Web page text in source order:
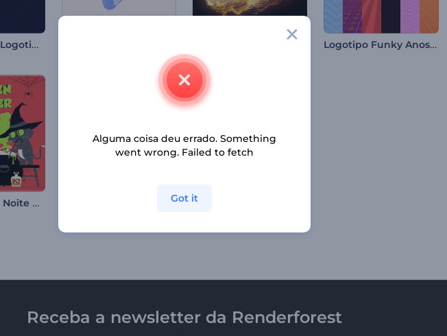
Revelação de Logotipo Brilhante e Suave Logotipo Funky Anos 80
Abertura para Noite de Halloween Abertura de Eventos com Batida
Receba a newsletter da Renderforest
Alguma coisa deu errado. Something
went wrong. Failed to fetch
Got it